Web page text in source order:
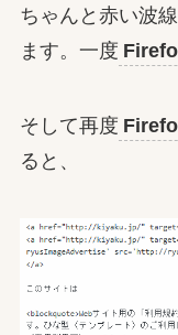
ちゃんと赤い波
ます。一度
そして再度
ると、